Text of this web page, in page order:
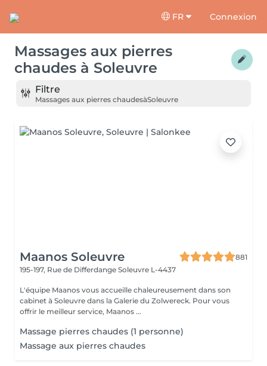
FR Connexion
Massages aux pierres
chaudes à Soleuvre
Filtre
Massages aux pierres chaudesàSoleuvre
Maanos Soleuvre
881
195-197, Rue de Differdange Soleuvre L-4437
L'équipe Maanos vous accueille chaleureusement dans son
cabinet à Soleuvre dans la Galerie du Zolwereck. Pour vous
offrir le meilleur service, Maanos ...
Massage pierres chaudes (1 personne)
Massage aux pierres chaudes